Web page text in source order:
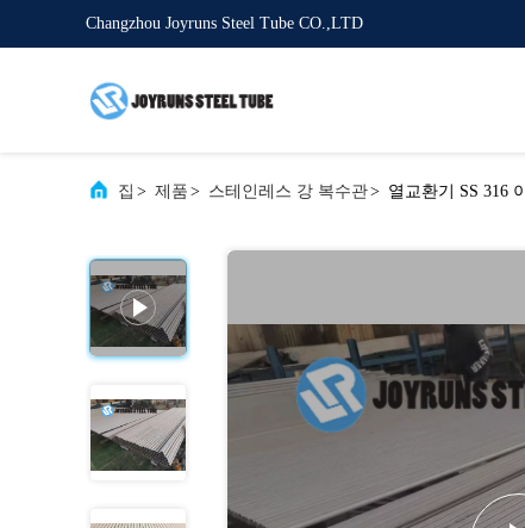
Changzhou Joyruns Steel Tube CO.,LTD
집 > 제품 > 스테인레스 강 복수관> 열교환기 SS 316